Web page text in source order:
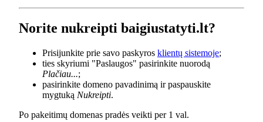
Norite nukreipti baigiustatyti.lt?
Prisijunkite prie savo paskyros klientų sistemoje;
ties skyriumi "Paslaugos" pasirinkite nuorodą
Plačiau...;
pasirinkite domeno pavadinimą ir paspauskite
mygtuką Nukreipti.
Po pakeitimų domenas pradės veikti per 1 val.